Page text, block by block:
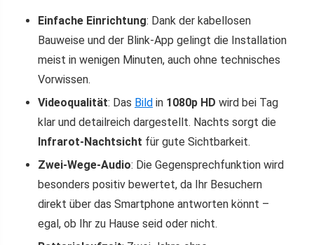
Einfache Einrichtung: Dank der kabellosen
Bauweise und der Blink-App gelingt die Installation
meist in wenigen Minuten, auch ohne technisches
Vorwissen.
Videoqualität: Das Bild in 1080p HD wird bei Tag
klar und detailreich dargestellt. Nachts sorgt die
Infrarot-Nachtsicht für gute Sichtbarkeit.
Zwei-Wege-Audio: Die Gegensprechfunktion wird
besonders positiv bewertet, da Ihr Besuchern
direkt über das Smartphone antworten könnt –
egal, ob Ihr zu Hause seid oder nicht.